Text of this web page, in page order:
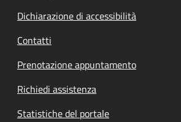
Dichiarazione di accessibilità
Contatti
Prenotazione appuntamento
Richiedi assistenza
Statistiche del portale